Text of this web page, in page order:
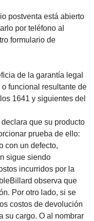
postventa está abierto
por teléfono al
formulario de
de la garantía legal
funcional resultante de
1641 y siguientes del
que su producto
prueba de ello:
con un defecto,
sigue siendo
incurridos por la
observa que
Por otro lado, si se
costos de devolución
su cargo. O al nombrar